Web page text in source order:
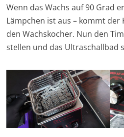
Wenn das Wachs auf 90 Grad
Lämpchen ist aus – kommt
den Wachskocher. Nun den
stellen und das Ultraschallbad